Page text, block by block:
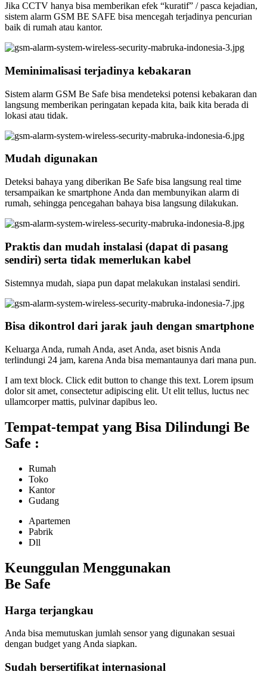
Jika CCTV hanya bisa memberikan efek “kuratif” / pasca kejadian,
sistem alarm GSM BE SAFE bisa mencegah terjadinya pencurian
baik di rumah atau kantor.
Meminimalisasi terjadinya kebakaran
Sistem alarm GSM Be Safe bisa mendeteksi potensi kebakaran dan
langsung memberikan peringatan kepada kita, baik kita berada di
lokasi atau tidak.
Mudah digunakan
Deteksi bahaya yang diberikan Be Safe bisa langsung real time
tersampaikan ke smartphone Anda dan membunyikan alarm di
rumah, sehingga pencegahan bahaya bisa langsung dilakukan.
Praktis dan mudah instalasi (dapat di pasang
sendiri) serta tidak memerlukan kabel
Sistemnya mudah, siapa pun dapat melakukan instalasi sendiri.
Bisa dikontrol dari jarak jauh dengan smartphone
Keluarga Anda, rumah Anda, aset Anda, aset bisnis Anda
terlindungi 24 jam, karena Anda bisa memantaunya dari mana pun.
I am text block. Click edit button to change this text. Lorem ipsum
dolor sit amet, consectetur adipiscing elit. Ut elit tellus, luctus nec
ullamcorper mattis, pulvinar dapibus leo.
Tempat-tempat yang Bisa Dilindungi Be
Safe :
Rumah
Toko
Kantor
Gudang
Apartemen
Pabrik
Dll
Keunggulan Menggunakan
Be Safe
Harga terjangkau
Anda bisa memutuskan jumlah sensor yang digunakan sesuai
dengan budget yang Anda siapkan.
Sudah bersertifikat internasional